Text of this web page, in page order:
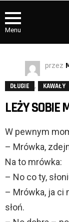
Menu
przez
DŁUGIE , KAWAŁY
LEŻY SOBIE
W pewnym
– Mrówka,
Na to mrówka:
– No co ty,
– Mrówka, ja ci
słoń.